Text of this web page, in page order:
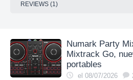
REVIEWS (1)
Numark Party
Mixtrack Go,
portables
el 08/07/2026